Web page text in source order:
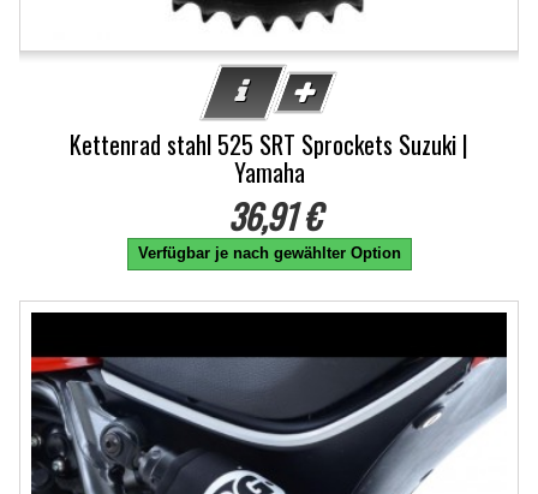
Kettenrad stahl 525 SRT Sprockets Suzuki |
Yamaha
36,91 €
Verfügbar je nach gewählter Option